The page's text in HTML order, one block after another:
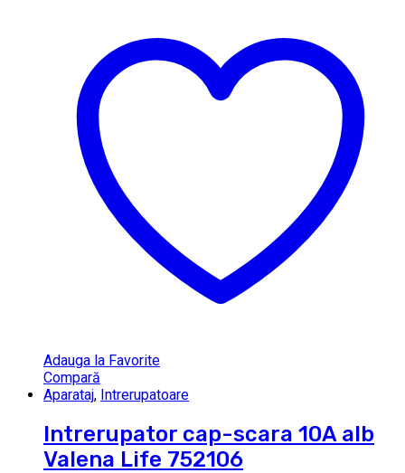
Adauga la Favorite
Compară
Aparataj, Intrerupatoare
Intrerupator cap-scara 10A alb
Valena Life 752106